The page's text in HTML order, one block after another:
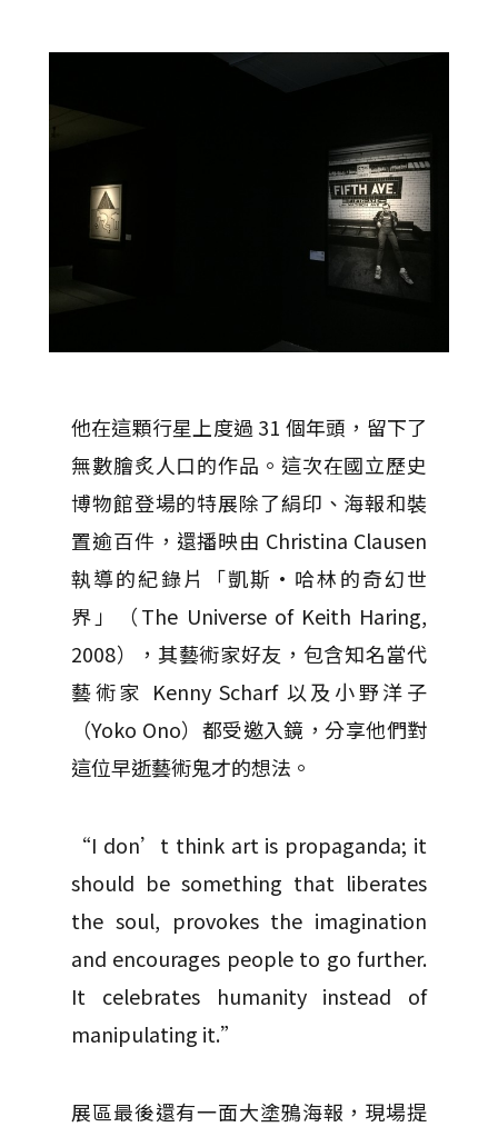
他在這顆行星上度過 31 個年頭，留下了
無數膾炙人口的作品。這次在國立歷史
博物館登場的特展除了絹印、海報和裝
置逾百件，還播映由 Christina Clausen
執導的紀錄片「凱斯·哈林的奇幻世
界」（The Universe of Keith Haring,
2008），其藝術家好友，包含知名當代
藝術家 Kenny Scharf 以及小野洋子
（Yoko Ono）都受邀入鏡，分享他們對
這位早逝藝術鬼才的想法。
“I don’t think art is propaganda; it
should be something that liberates
the soul, provokes the imagination
and encourages people to go further.
It celebrates humanity instead of
manipulating it.”
展區最後還有一面大塗鴉海報，現場提